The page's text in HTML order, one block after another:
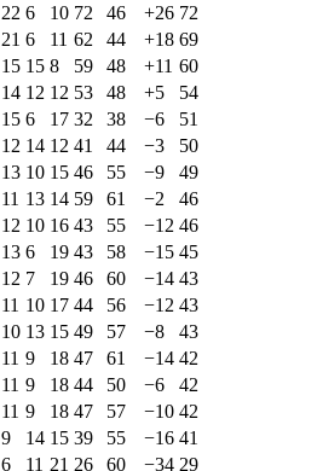
22 6 10 72 46 +26 72
21 6 11 62 44 +18 69
15 15 8 59 48 +11 60
14 12 12 53 48 +5
54
15 6 17 32 38 −6
51
12 14 12 41 44 −3
50
13 10 15 46 55 −9
49
11 13 14 59 61 −2
46
12 10 16 43 55 −12 46
13 6 19 43 58 −15 45
12 7 19 46 60 −14 43
11 10 17 44 56 −12 43
10 13 15 49 57 −8
43
11 9 18 47 61 −14 42
11 9 18 44 50 −6
42
11 9 18 47 57 −10 42
9 14 15 39 55 −16 41
6 11 21 26 60 −34 29